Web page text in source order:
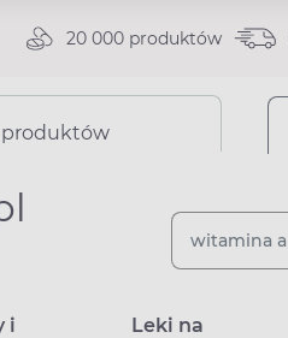
20 000 produktów
produktów
i
Leki na